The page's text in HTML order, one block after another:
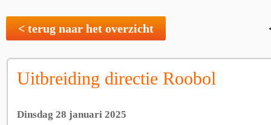
< terug naar het overzicht
Uitbreiding directie Roobol
Dinsdag 28 januari 2025